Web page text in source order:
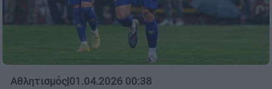
Αθλητισμός|01.04.2026 00:38